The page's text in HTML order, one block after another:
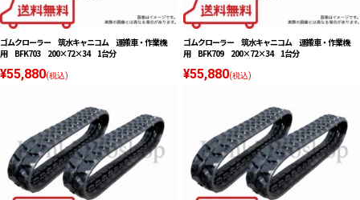
ゴムクローラー 筑水キャニコム 運搬車・作業機
用 BFK703 200×72×34 1台分
¥55,880(税込)
ゴムクローラー 筑水キャニコム 運搬車・作業機
用 BFK709 200×72×34 1台分
¥55,880(税込)